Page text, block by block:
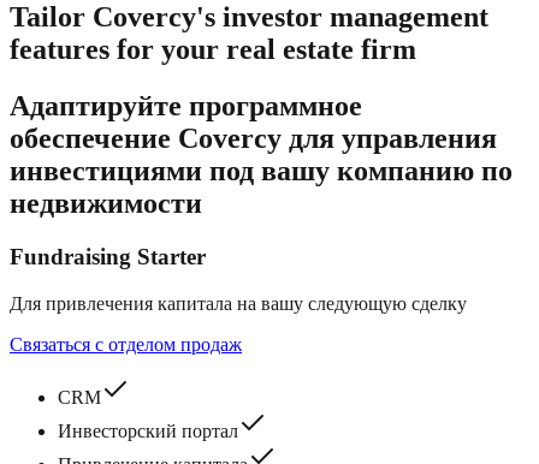
Tailor Covercy's investor management
features for your real estate firm
Адаптируйте программное
обеспечение Covercy для управления
инвестициями под вашу компанию по
недвижимости
Fundraising Starter
Для привлечения капитала на вашу следующую сделку
Связаться с отделом продаж
CRM
Инвесторский портал